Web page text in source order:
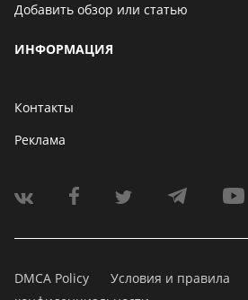
Добавить обзор или статью
ИНФОРМАЦИЯ
Контакты
Реклама
DMCA Policy Условия и правила